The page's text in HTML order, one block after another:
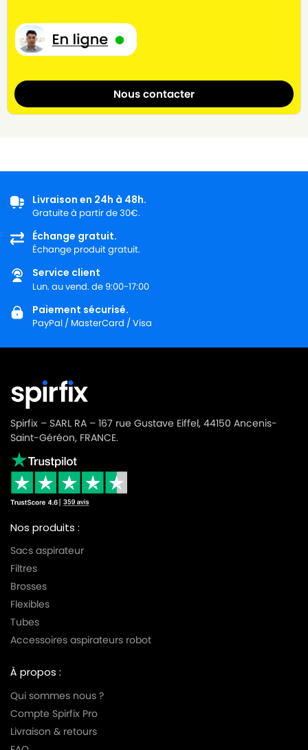
Nous contacter
Livraison en 24h à 48h.
Gratuite à partir de 30€.
Échange gratuit.
Échange produit gratuit.
Service client
Lun. au vend. de 9:00-17:00
Paiement sécurisé.
PayPal / MasterCard / Visa
Spirfix – SARL RA – 167 rue Gustave Eiffel, 44150 Ancenis-
Saint-Géréon, FRANCE.
Nos produits :
Sacs aspirateur
Filtres
Brosses
Flexibles
Tubes
Accessoires aspirateurs robot
À propos :
Qui sommes nous ?
Compte Spirfix Pro
Livraison & retours